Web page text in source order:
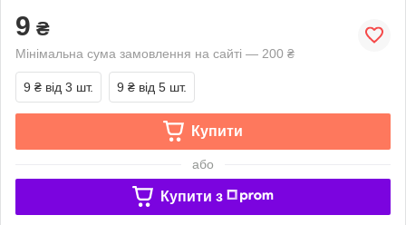
9 ₴
Мінімальна сума замовлення на сайті — 200 ₴
9 ₴ від 3 шт. 9 ₴ від 5 шт.
Купити
або
Купити з